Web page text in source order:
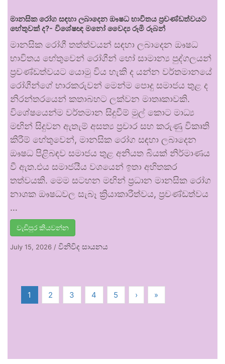
මානසික රෝග සඳහා ලබාදෙන ඖෂධ භාවිතය ප්‍රචණ්ඩත්වයට
හේතුවක් ද?- විශේෂඥ මනෝ වෛද්‍ය රූමි රූබන්
මානසික රෝගී තත්ත්වයන් සඳහා ලබාදෙන ඖෂධ
භාවිතය හේතුවෙන් රෝගීන් හෝ සාමාන්‍ය පුද්ගලයන්
ප්‍රචණ්ඩත්වයට යොමු විය හැකි ද යන්න වර්තමානයේ
රෝගීන්ගේ භාරකරුවන් මෙන්ම පොදු සමාජය තුළ ද
නිරන්තරයෙන් කතාබහට ලක්වන මාතෘකාවකි.
විශේෂයෙන්ම වර්තමාන සිදුවීම් මුල් කොට මාධ්‍ය
මඟින් සිදුවන ඇතැම් අසත්‍ය ප්‍රචාර සහ කරුණු විකෘති
කිරීම් හේතුවෙන්, මානසික රෝග සඳහා ලබාදෙන
ඖෂධ පිළිබඳව සමාජය තුළ අනියත බියක් නිර්මාණය
වී ඇත.එය සමාජයීය වශයෙන් ඉතා අහිතකර
තත්වයකි. මෙම සටහන මඟින් ප්‍රධාන මානසික රෝග
නාශක ඖෂධවල සැබෑ ක්‍රියාකාරීත්වය, ප්‍රචණ්ඩත්වය
…
වැඩිපුර කියවන්න
July 15, 2026 / විනිවිද සායනය
1 2 3 4 5 › »